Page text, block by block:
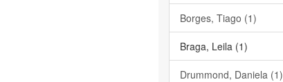
Borges, Tiago (1)
Braga, Leila (1)
Drummond, Daniela (1)